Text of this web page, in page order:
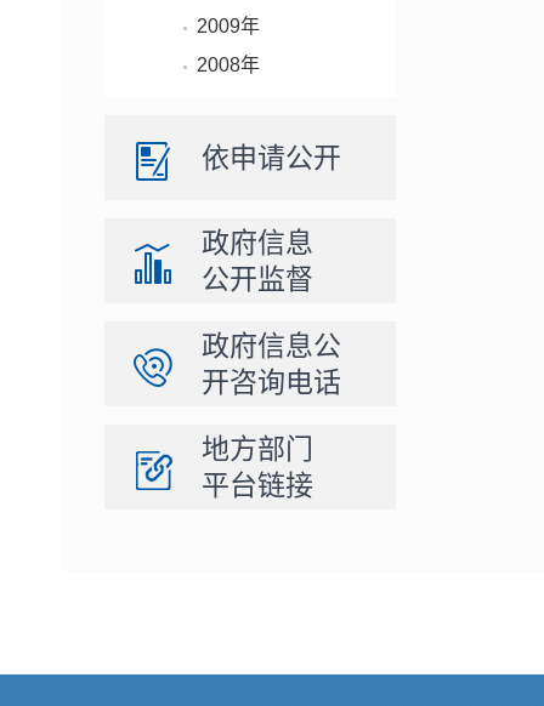
2009年
2008年
依申请公开
政府信息
公开监督
政府信息公
开咨询电话
地方部门
平台链接